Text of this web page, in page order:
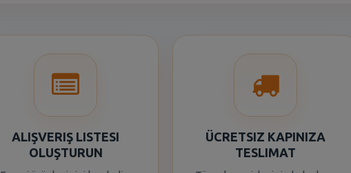
ALIŞVERIŞ LISTESI
OLUŞTURUN
ÜCRETSIZ KAPINIZA
TESLIMAT